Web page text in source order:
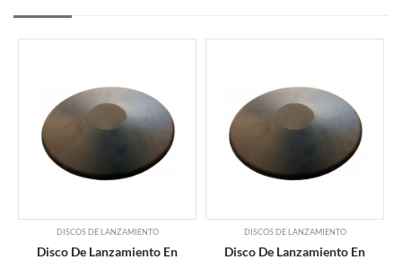
DISCOS DE LANZAMIENTO
Disco De Lanzamiento En
DISCOS DE LANZAMIENTO
Disco De Lanzamiento En